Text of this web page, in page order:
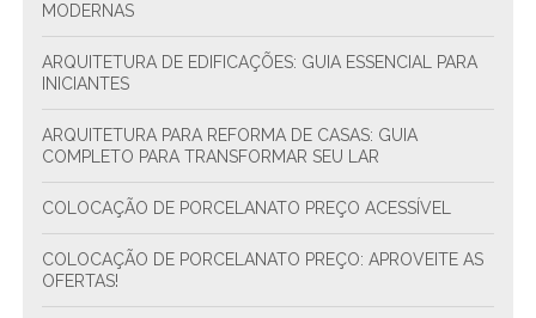
MODERNAS
ARQUITETURA DE EDIFICAÇÕES: GUIA ESSENCIAL PARA
INICIANTES
ARQUITETURA PARA REFORMA DE CASAS: GUIA
COMPLETO PARA TRANSFORMAR SEU LAR
COLOCAÇÃO DE PORCELANATO PREÇO ACESSÍVEL
COLOCAÇÃO DE PORCELANATO PREÇO: APROVEITE AS
OFERTAS!